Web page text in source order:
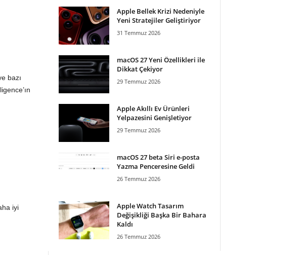
bazı
iyi
Apple Bellek Krizi Nedeniyle
Yeni Stratejiler Geliştiriyor
31 Temmuz 2026
macOS 27 Yeni Özellikleri ile
Dikkat Çekiyor
29 Temmuz 2026
Apple Akıllı Ev Ürünleri
Yelpazesini Genişletiyor
29 Temmuz 2026
macOS 27 beta Siri e-posta
Yazma Penceresine Geldi
26 Temmuz 2026
Apple Watch Tasarım
Değişikliği Başka Bir Bahara
Kaldı
26 Temmuz 2026